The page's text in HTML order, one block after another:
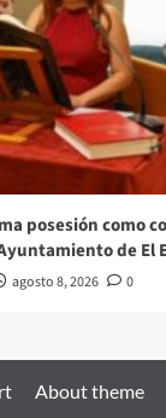
posesión como
de El
agosto 8, 2026 0
About theme